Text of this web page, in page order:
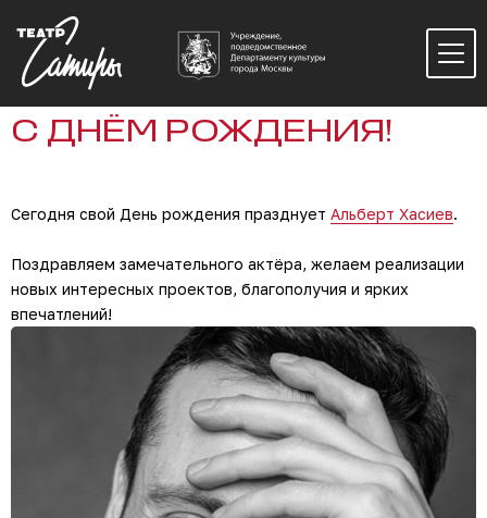
С ДНЁМ РОЖДЕНИЯ!
Сегодня свой День рождения празднует Альберт Хасиев.
Поздравляем замечательного актёра, желаем реализации
новых интересных проектов, благополучия и ярких
впечатлений!